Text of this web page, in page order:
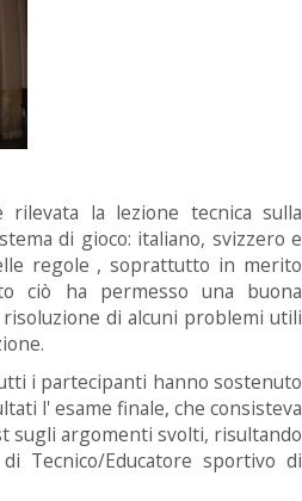
la lezione tecnica sulla
di gioco: italiano, svizzero e
regole , soprattutto in merito
ciò ha permesso una buona
di alcuni problemi utili
i partecipanti hanno sostenuto
l' esame finale, che consisteva
sugli argomenti svolti, risultando
Tecnico/Educatore sportivo di